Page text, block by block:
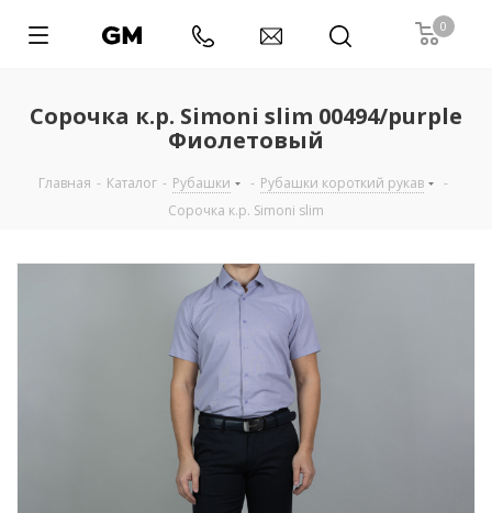
0
Сорочка к.р. Simoni slim 00494/purple
Фиолетовый
Главная - Каталог - Рубашки - Рубашки короткий рукав
-
Сорочка к.р. Simoni slim